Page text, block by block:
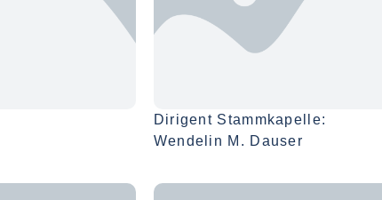
Dirigent Stammkapelle:
Wendelin M. Dauser